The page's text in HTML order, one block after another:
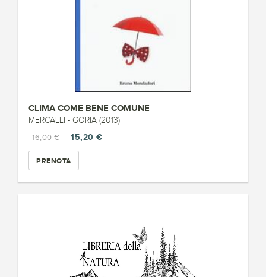
CLIMA COME BENE COMUNE
MERCALLI - GORIA (2013)
16,00 €
15,20 €
PRENOTA